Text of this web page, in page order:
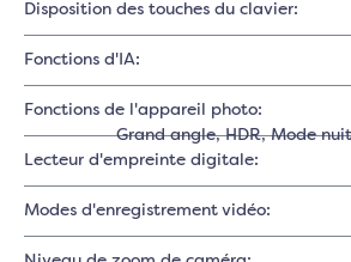
Disposition des touches du clavier:
Fonctions d'IA:
Fonctions de l'appareil photo:
Grand angle, HDR, Mode nuit
Lecteur d'empreinte digitale:
Modes d'enregistrement vidéo: